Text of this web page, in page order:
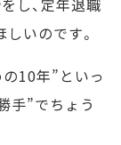
し、定年退職
いのです。
10年”といっ
手”でちょう